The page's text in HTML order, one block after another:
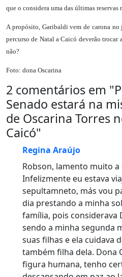
que o considera uma das últimas reservas
A propósito, Garibaldi vem de carona
percurso de Natal a Caicó deverão trocar
não?
Foto: dona Oscarina
2 comentários em "
Senado estará na
de Oscarina Torres
Caicó"
Regina Araújo
Robson, lamento muito
Infelizmente eu estava
sepultamneto, más vou
dia prestando a minha
família, pois considerava
sendo a minha segunda
suas filhas e ela cuidava
também filha dela. Dona
figura humana, tenho